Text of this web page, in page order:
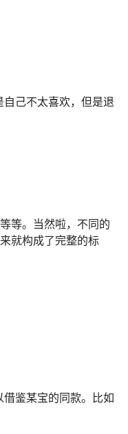
己不太喜欢，但是退
等。当然啦，不同的
就构成了完整的标
鉴某宝的同款。比如